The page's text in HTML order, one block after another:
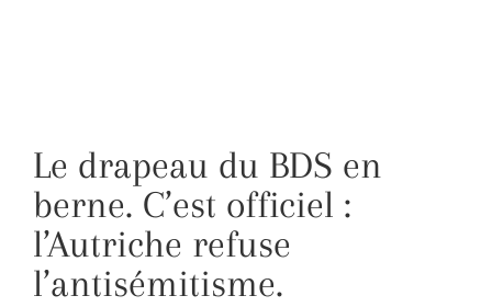
Le drapeau du BDS en
berne. C’est officiel :
l’Autriche refuse
l’antisémitisme.